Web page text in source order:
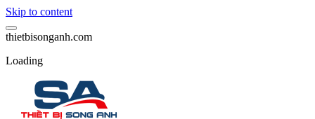
Skip to content
thietbisonganh.com
Loading